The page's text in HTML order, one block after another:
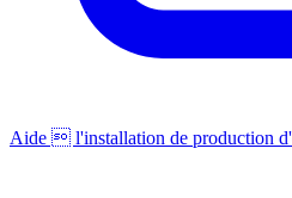
Aide  l'installation de production